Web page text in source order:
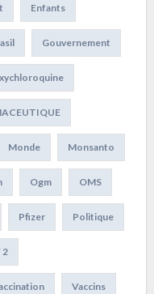
Enfants
Gouvernement
Monde Monsanto
Ogm OMS
Pfizer Politique
2
Vaccins